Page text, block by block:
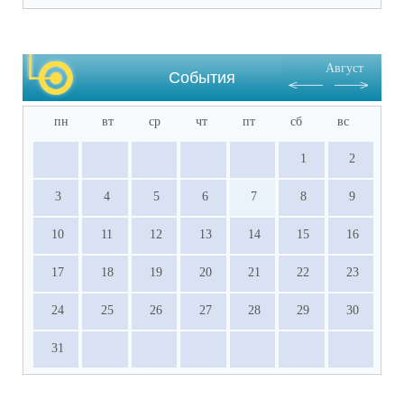
государственного экзамена (подлинник)
результативное участие в ВсОШ, НПК и
других олимпиадах, входящих в перечень
Министерства просвещения РФ.
События
Август
пн вт ср чт пт сб вс
1 2
3 4 5 6 7 8 9
10 11 12 13 14 15 16
17 18 19 20 21 22 23
24 25 26 27 28 29 30
31